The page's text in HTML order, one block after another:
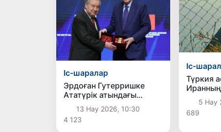
Іс-шаралар
Эрдоған Гутерришке
Ататүрік атындағы
халықаралық
бейбітшілік сыйлығын
табыстады
13 Нау 2026, 10:30
4 123
Іс-
Түркия
Иранның
5 Нау
689